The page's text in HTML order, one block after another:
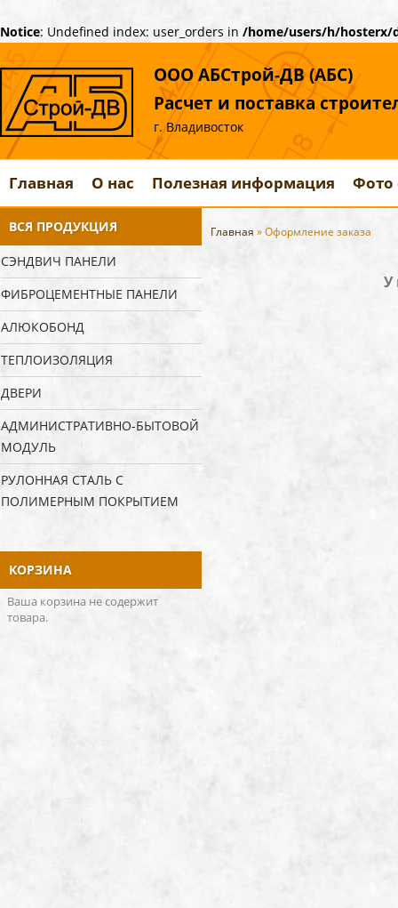
Notice: Undefined index: user_orders in /home/users/h/hosterx/
ООО АБСтрой-ДВ (АБС)
Расчет и поставка
г. Владивосток
Главная О нас Полезная информация Фото
ВСЯ ПРОДУКЦИЯ
СЭНДВИЧ ПАНЕЛИ
ФИБРОЦЕМЕНТНЫЕ ПАНЕЛИ
АЛЮКОБОНД
ТЕПЛОИЗОЛЯЦИЯ
ДВЕРИ
АДМИНИСТРАТИВНО-БЫТОВОЙ
МОДУЛЬ
РУЛОННАЯ СТАЛЬ С
ПОЛИМЕРНЫМ ПОКРЫТИЕМ
КОРЗИНА
Ваша корзина не содержит
товара.
Главная » Оформление заказа
У